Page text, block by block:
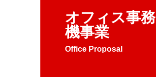
オフィス事務
機事業
Office Proposal